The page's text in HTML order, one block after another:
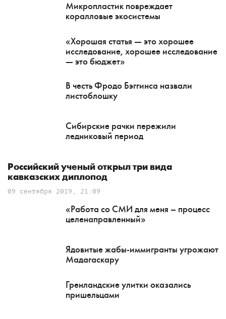
Микропластик повреждает
коралловые экосистемы
«Хорошая статья — это хорошее
исследование, хорошее исследование
— это бюджет»
В честь Фродо Бэггинса назвали
листоблошку
Сибирские рачки пережили
ледниковый период
Российский ученый открыл три вида
кавказских диплопод
09 сентября 2019, 21:09
«Работа со СМИ для меня – процесс
целенаправленный»
Ядовитые жабы-иммигранты угрожают
Мадагаскару
Гренландские улитки оказались
пришельцами